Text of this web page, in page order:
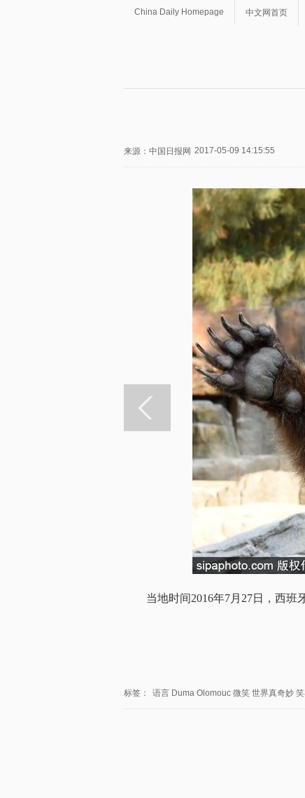
China Daily Homepage 中文网首页
来源：中国日报网 2017-05-09 14:15:55
当地时间2016年7月27日，西班
标签： 语言 Duma Olomouc 微笑 世界真奇妙